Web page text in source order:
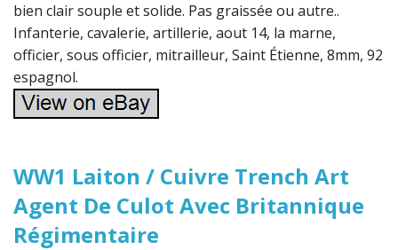
bien clair souple et solide. Pas graissée ou autre..
Infanterie, cavalerie, artillerie, aout 14, la marne,
officier, sous officier, mitrailleur, Saint Étienne, 8mm, 92
espagnol.
WW1 Laiton / Cuivre Trench Art
Agent De Culot Avec Britannique
Régimentaire